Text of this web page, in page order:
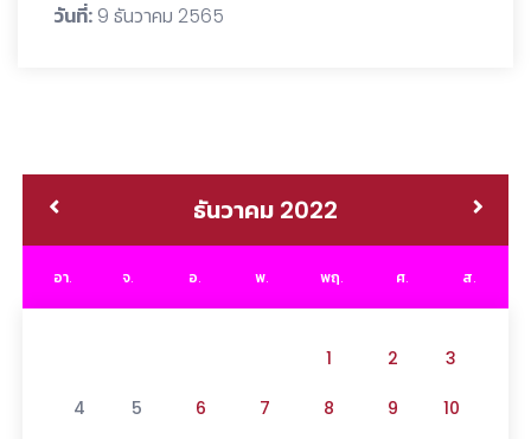
วันที่: 9 ธันวาคม 2565
ธันวาคม 2022
อา. จ. อ. พ. พฤ. ศ. ส.
1 2 3
4 5 6 7 8 9 10